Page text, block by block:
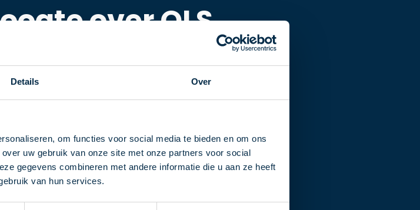
Details Over
om functies voor social media te bieden en om ons
uw gebruik van onze site met onze partners voor social
gegevens combineren met andere informatie die u aan ze heeft
van hun services.
over QLS
Volg ons ook